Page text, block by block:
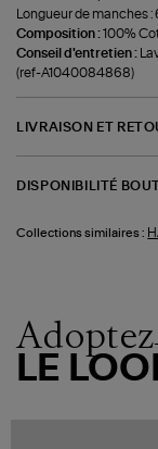
Longueur de manches :
Composition :100%
Conseil d'entretien :
(ref-A1040084868)
LIVRAISON ET
DISPONIBILITÉ
Collections similaires :
Adoptez
LE